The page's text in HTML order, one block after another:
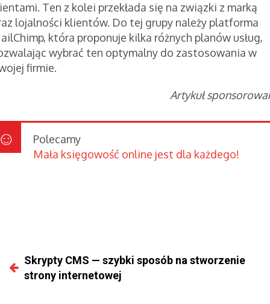
Ten z kolei przekłada się na związki z marką
lojalności klientów. Do tej grupy należy platforma
która proponuje kilka różnych planów usług,
wybrać ten optymalny do zastosowania w
firmie.
Artykuł
Polecamy
Mała księgowość online jest dla każdego!
Skrypty CMS — szybki sposób na stworzenie
strony internetowej